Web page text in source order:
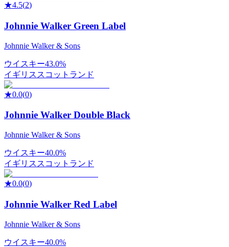
★4.5(2)
Johnnie Walker Green Label
Johnnie Walker & Sons
ウイスキー43.0%
イギリス スコットランド
★0.0(0)
Johnnie Walker Double Black
Johnnie Walker & Sons
ウイスキー40.0%
イギリス スコットランド
★0.0(0)
Johnnie Walker Red Label
Johnnie Walker & Sons
ウイスキー40.0%